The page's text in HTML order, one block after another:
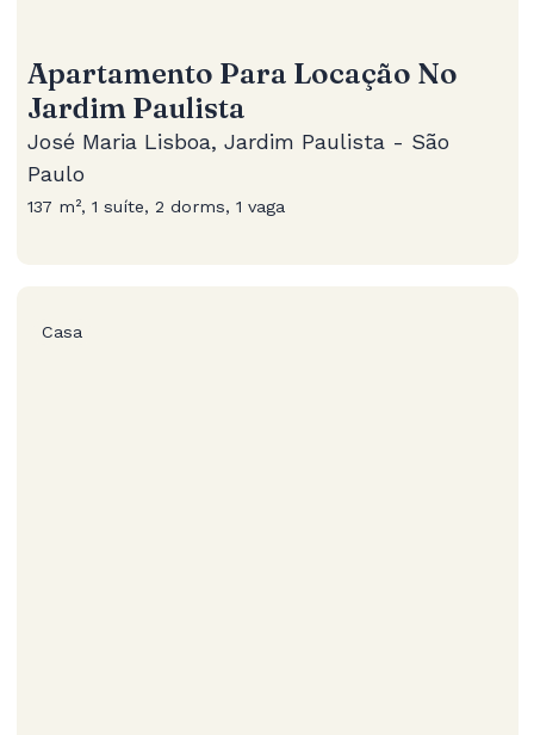
Apartamento Para Locação No
Jardim Paulista
José Maria Lisboa, Jardim Paulista - São
Paulo
137 m², 1 suíte, 2 dorms, 1 vaga
Casa